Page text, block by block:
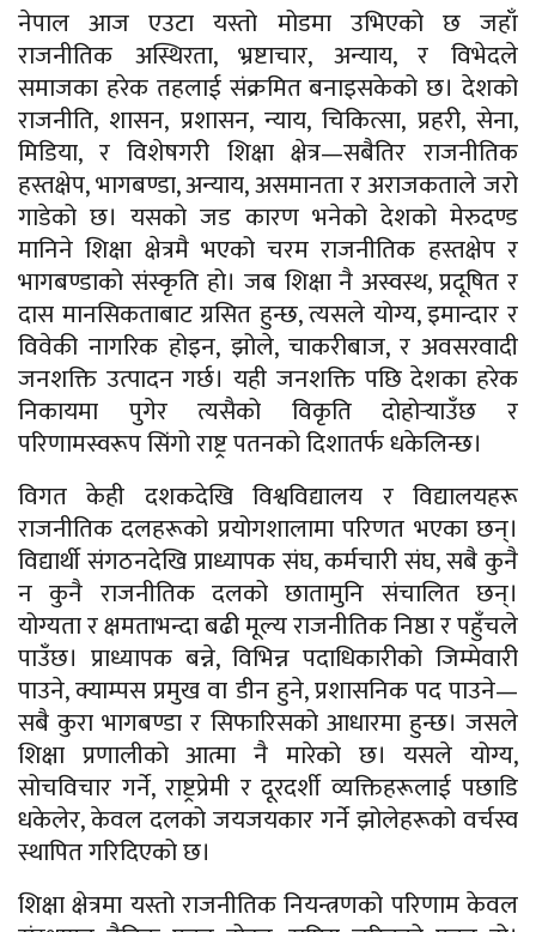
नेपाल आज एउटा यस्तो मोडमा उभिएको छ जहाँ
राजनीतिक अस्थिरता, भ्रष्टाचार, अन्याय, र विभेदले
समाजका हरेक तहलाई संक्रमित बनाइसकेको छ। देशको
राजनीति, शासन, प्रशासन, न्याय, चिकित्सा, प्रहरी, सेना,
मिडिया, र विशेषगरी शिक्षा क्षेत्र—सबैतिर राजनीतिक
हस्तक्षेप, भागबण्डा, अन्याय, असमानता र अराजकताले जरो
गाडेको छ। यसको जड कारण भनेको देशको मेरुदण्ड
मानिने शिक्षा क्षेत्रमै भएको चरम राजनीतिक हस्तक्षेप र
भागबण्डाको संस्कृति हो। जब शिक्षा नै अस्वस्थ, प्रदूषित र
दास मानसिकताबाट ग्रसित हुन्छ, त्यसले योग्य, इमान्दार र
विवेकी नागरिक होइन, झोले, चाकरीबाज, र अवसरवादी
जनशक्ति उत्पादन गर्छ। यही जनशक्ति पछि देशका हरेक
निकायमा पुगेर त्यसैको विकृति दोहोर्‍याउँछ र
परिणामस्वरूप सिंगो राष्ट्र पतनको दिशातर्फ धकेलिन्छ।
विगत केही दशकदेखि विश्वविद्यालय र विद्यालयहरू
राजनीतिक दलहरूको प्रयोगशालामा परिणत भएका छन्।
विद्यार्थी संगठनदेखि प्राध्यापक संघ, कर्मचारी संघ, सबै कुनै
न कुनै राजनीतिक दलको छातामुनि संचालित छन्।
योग्यता र क्षमताभन्दा बढी मूल्य राजनीतिक निष्ठा र पहुँचले
पाउँछ। प्राध्यापक बन्ने, विभिन्न पदाधिकारीको जिम्मेवारी
पाउने, क्याम्पस प्रमुख वा डीन हुने, प्रशासनिक पद पाउने—
सबै कुरा भागबण्डा र सिफारिसको आधारमा हुन्छ। जसले
शिक्षा प्रणालीको आत्मा नै मारेको छ। यसले योग्य,
सोचविचार गर्ने, राष्ट्रप्रेमी र दूरदर्शी व्यक्तिहरूलाई पछाडि
धकेलेर, केवल दलको जयजयकार गर्ने झोलेहरूको वर्चस्व
स्थापित गरिदिएको छ।
शिक्षा क्षेत्रमा यस्तो राजनीतिक नियन्त्रणको परिणाम केवल